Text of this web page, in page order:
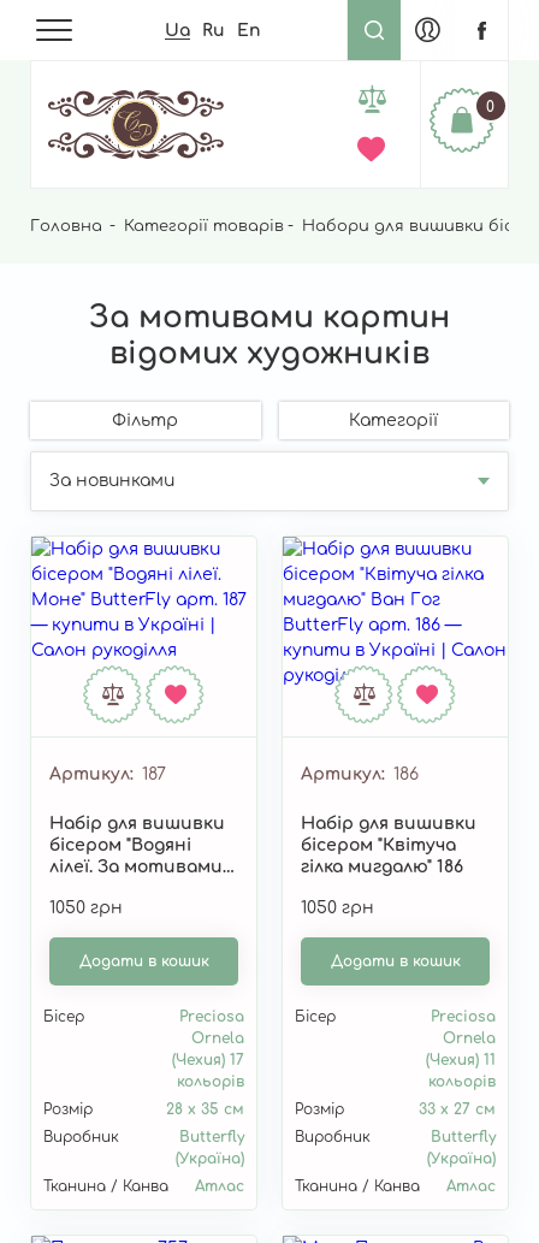
Ua Ru En
0
Рядок
Головна Категорії товарів Набори для вишивки
За мотивами картин
відомих художників
Фільтр Категорії
Артикул 187
Набір для вишивки
бісером "Водяні
лілеї. За мотивами
1050 грн
Додати в кошик
Бісер
Preciosa
Ornela
(Чехия) 17
кольорів
Розмір
28 х 35 см
Виробник
Butterfly
(Україна)
Тканина / Канва
Атлас
Артикул 186
Набір для вишивки
бісером "Квітуча
гілка мигдалю" 186
1050 грн
Додати в кошик
Бісер
Preciosa
Ornela
(Чехия) 11
кольорів
Розмір
33 х 27 см
Виробник
Butterfly
(Україна)
Тканина / Канва
Атлас